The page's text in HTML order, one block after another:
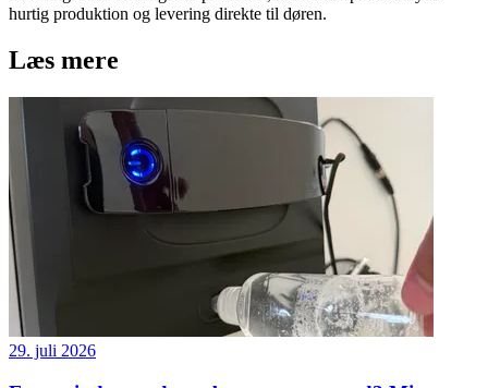
hurtig produktion og levering direkte til døren.
Læs mere
29. juli 2026